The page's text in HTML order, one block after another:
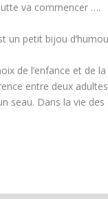
va commencer ….
un petit bijou
de l’enfance et de
entre deux
seau. Dans la vie